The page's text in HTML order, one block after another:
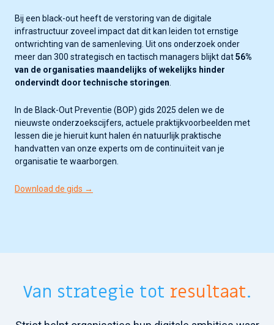
Bij een black-out heeft de verstoring van de digitale
infrastructuur zoveel impact dat dit kan leiden tot ernstige
ontwrichting van de samenleving. Uit ons onderzoek onder
meer dan 300 strategisch en tactisch managers blijkt dat56%
van de organisaties maandelijks of wekelijks hinder
ondervindt door technische storingen.
In de Black-Out Preventie (BOP) gids 2025 delen we de
nieuwste onderzoekscijfers, actuele praktijkvoorbeelden met
lessen die je hieruit kunt halen én natuurlijk praktische
handvatten van onze experts om de continuïteit van je
organisatie te waarborgen.
Download de gids →
Van strategie tot resultaat.